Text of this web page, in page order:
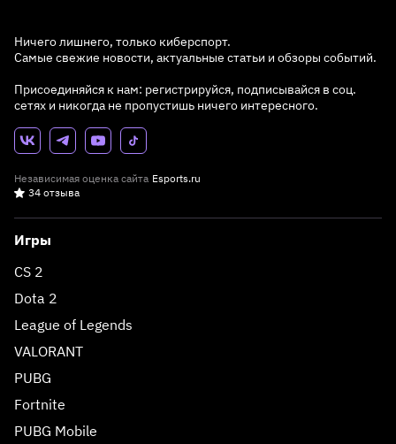
Ничего лишнего, только киберспорт.
Самые свежие новости, актуальные статьи и обзоры событий.
Присоединяйся к нам: регистрируйся, подписывайся в соц.
сетях и никогда не пропустишь ничего интересного.
Независимая оценка сайта Esports.ru
34 отзыва
Игры
CS 2
Dota 2
League of Legends
VALORANT
PUBG
Fortnite
PUBG Mobile